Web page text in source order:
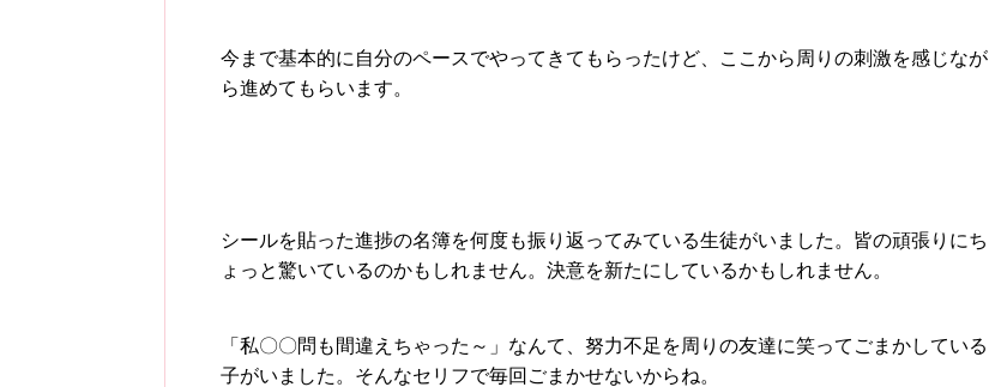
今まで基本的に自分のペースでやってきてもらったけど、ここから周りの刺激を感じなが
ら進めてもらいます。
シールを貼った進捗の名簿を何度も振り返ってみている生徒がいました。皆の頑張りにち
ょっと驚いているのかもしれません。決意を新たにしているかもしれません。
「私〇〇問も間違えちゃった～」なんて、努力不足を周りの友達に笑ってごまかしている
子がいました。そんなセリフで毎回ごまかせないからね。